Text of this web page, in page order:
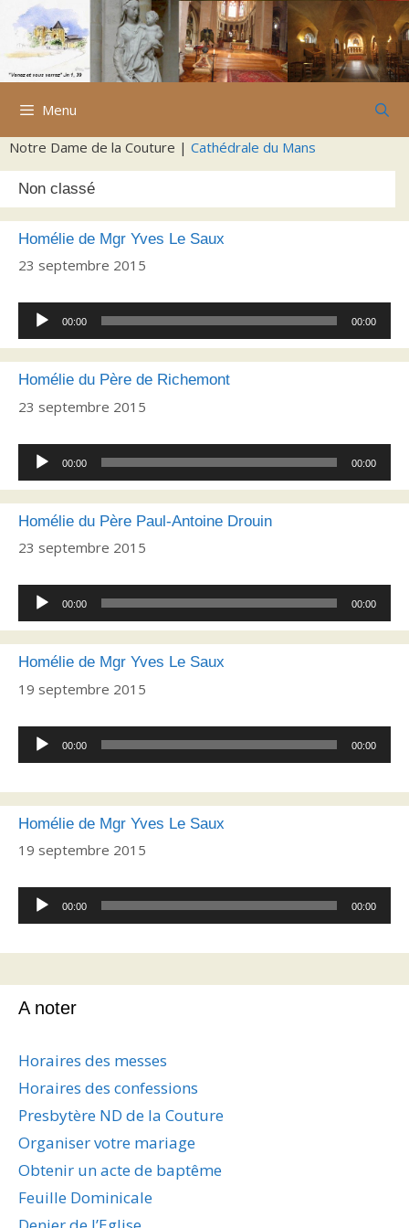
Aller
contenu
Menu
Notre Dame de la Couture | Cathédrale du Mans
Non classé
Homélie de Mgr Yves Le Saux
23 septembre 2015
Lecteur
audio
00:00 00:00
Homélie du Père de Richemont
23 septembre 2015
Lecteur
audio
00:00 00:00
Homélie du Père Paul-Antoine Drouin
23 septembre 2015
Lecteur
audio
00:00 00:00
Homélie de Mgr Yves Le Saux
19 septembre 2015
Lecteur
audio
00:00 00:00
Homélie de Mgr Yves Le Saux
19 septembre 2015
Lecteur
audio
00:00 00:00
A noter
Horaires des messes
Horaires des confessions
Presbytère ND de la Couture
Organiser votre mariage
Obtenir un acte de baptême
Feuille Dominicale